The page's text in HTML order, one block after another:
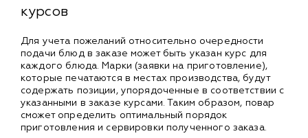
курсов
Для учета пожеланий относительно очередности
подачи блюд в заказе может быть указан курс для
каждого блюда. Марки (заявки на приготовление),
которые печатаются в местах производства, будут
содержать позиции, упорядоченные в соответствии с
указанными в заказе курсами. Таким образом, повар
сможет определить оптимальный порядок
приготовления и сервировки полученного заказа.